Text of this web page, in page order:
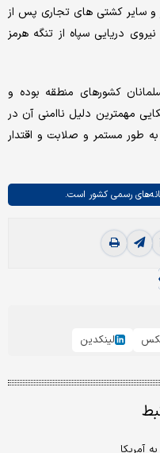
بر و سایر کشتی های تجاری پس از
دریایی سپاه از تنگه هرمز
کشورهای منطقه بوده و
مهمترین دلیل ناامنی آن در
طور مستمر و صلابت و اقتدار
رسمی کشور است.
لینکدین
آمریکا